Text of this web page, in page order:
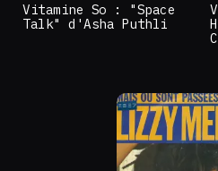
Vitamine So : "Space
Talk" d'Asha Puthli